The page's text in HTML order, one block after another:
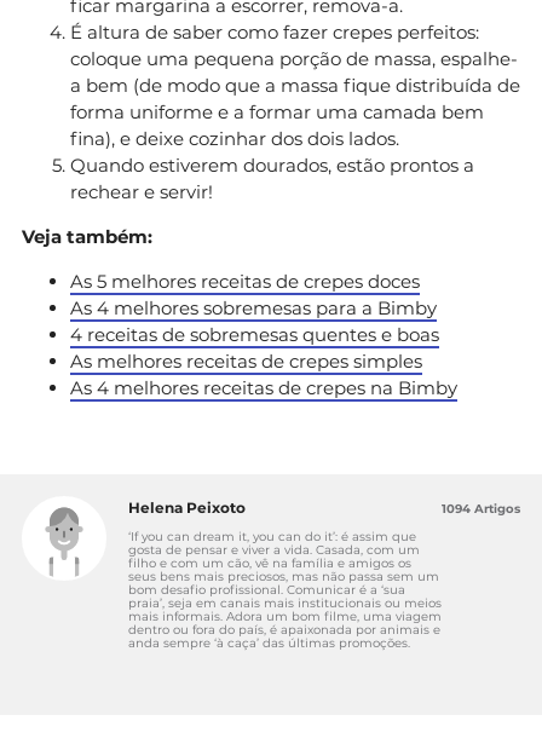
ficar margarina a escorrer, remova-a.
É altura de saber como fazer crepes perfeitos:
coloque uma pequena porção de massa, espalhe-
a bem (de modo que a massa fique distribuída de
forma uniforme e a formar uma camada bem
fina), e deixe cozinhar dos dois lados.
Quando estiverem dourados, estão prontos a
rechear e servir!
Veja também:
As 5 melhores receitas de crepes doces
As 4 melhores sobremesas para a Bimby
4 receitas de sobremesas quentes e boas
As melhores receitas de crepes simples
As 4 melhores receitas de crepes na Bimby
Helena Peixoto
‘If you can dream it, you can do it’: é assim que
gosta de pensar e viver a vida. Casada, com um
filho e com um cão, vê na família e amigos os
seus bens mais preciosos, mas não passa sem um
bom desafio profissional. Comunicar é a ‘sua
praia’, seja em canais mais institucionais ou meios
mais informais. Adora um bom filme, uma viagem
dentro ou fora do país, é apaixonada por animais e
anda sempre ‘à caça’ das últimas promoções.
1094 Artigos